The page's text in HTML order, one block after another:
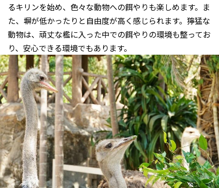
るキリンを始め、色々な動物への餌やりも楽しめます。ま
た、塀が低かったりと自由度が高く感じられます。獰猛な
動物は、頑丈な檻に入った中での餌やりの環境も整ってお
り、安心できる環境でもあります。